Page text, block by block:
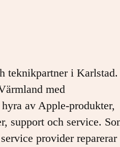
teknikpartner i Karlstad.
med
av Apple-produkter,
support och service.
provider